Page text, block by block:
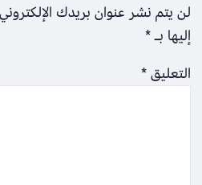
لن يتم نشر عنوان بريدك
إليها بـ*
التعليق*